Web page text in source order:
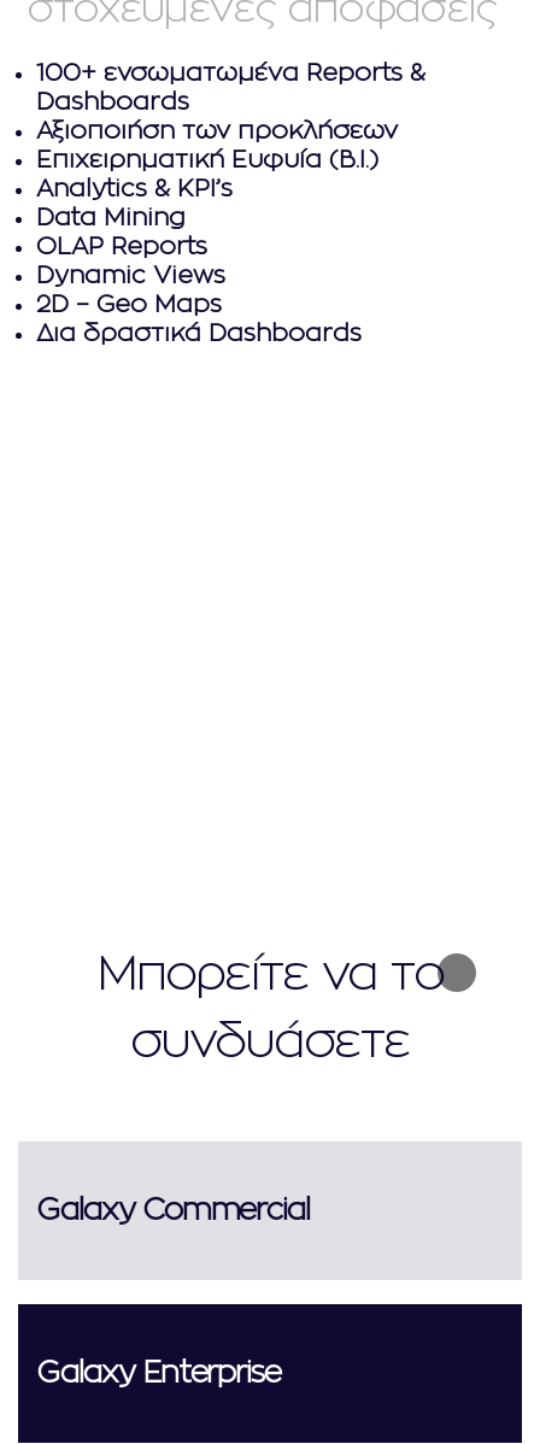
στοχευμένες αποφάσεις
100+ ενσωματωμένα Reports &
Dashboards
Αξιοποιήση των προκλήσεων
Επιχειρηματική Ευφυία (Β.Ι.)
Analytics & KPI’s
Data Mining
OLAP Reports
Dynamic Views
2D – Geo Maps
Δια δραστικά Dashboards
Μπορείτε να το
συνδυάσετε
Galaxy Commercial
Galaxy Enterprise